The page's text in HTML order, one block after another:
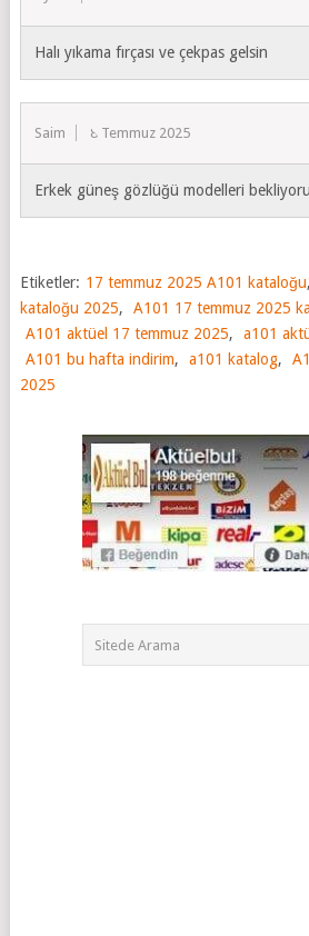
Halı yıkama fırçası ve çekpas gelsin
Saim 8 Temmuz 2025
Erkek güneş gözlüğü modelleri
Etiketler: 17 temmuz 2025 A101 kataloğu,
kataloğu 2025, A101 17 temmuz 2025
A101 aktüel 17 temmuz 2025, a101
A101 bu hafta indirim, a101 katalog,
2025